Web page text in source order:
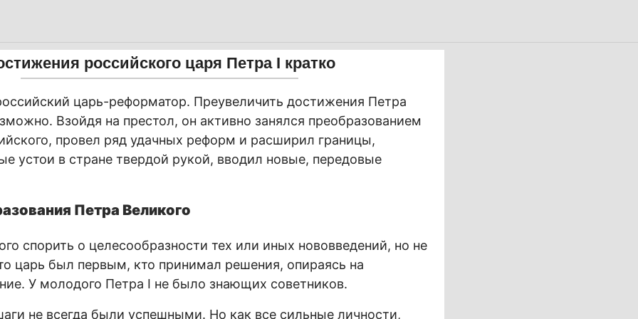
российского царя Петра I кратко
царь-реформатор. Преувеличить достижения Петра
Взойдя на престол, он активно занялся преобразованием
провел ряд удачных реформ и расширил границы,
устои в стране твердой рукой, вводил новые, передовые
Петра Великого
спорить о целесообразности тех или иных нововведений, но не
царь был первым, кто принимал решения, опираясь на
У молодого Петра I не было знающих советников.
не всегда были успешными. Но как все сильные личности,